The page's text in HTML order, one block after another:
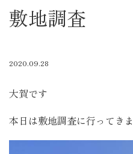
敷地調査
2020.09.28
大賀です
本日は敷地調査に行ってき